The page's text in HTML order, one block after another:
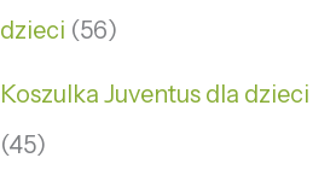
dzieci 56
Koszulka Juventus dla dzieci
45